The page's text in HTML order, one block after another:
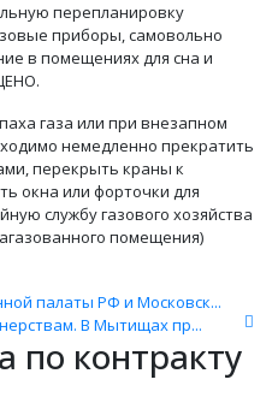
перепланировку
приборы, самовольно
в помещениях для сна и
газа или при внезапном
немедленно прекратить
перекрыть краны к
окна или форточки для
службу газового хозяйства
помещения)
палаты РФ и Московск...
В Мытищах пр...
по контракту